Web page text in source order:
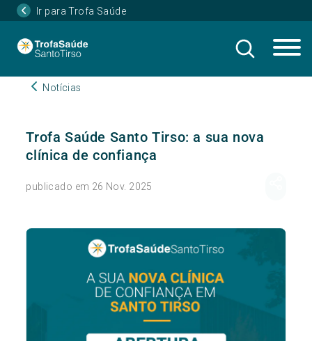
Ir para Trofa Saúde
Notícias
Trofa Saúde Santo Tirso: a sua nova
clínica de confiança
publicado em 26 Nov. 2025